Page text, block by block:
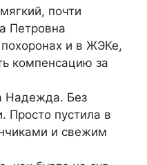
почти
Петровна
похоронах и в ЖЭКе,
компенсацию за
Надежда. Без
Просто пустила в
и свежим